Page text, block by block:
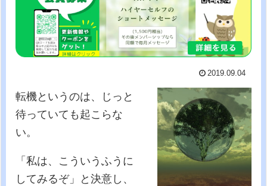
2019.09.04
転機というのは、じっと
待っていても起こらな
い。
「私は、こういうふうに
してみるぞ」と決意し、